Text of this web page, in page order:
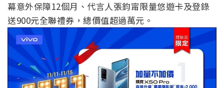
幕意外保障12個月、代言人張鈞甯限量悠遊卡及登錄
送900元全聯禮券，總價值超過萬元。